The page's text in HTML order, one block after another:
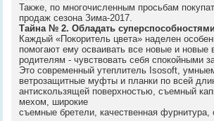
Также, по многочисленным просьбам
продаж сезона Зима-2017.
Тайна № 2. Обладать
Каждый «Покоритель цвета» наделен
помогают ему осваивать все новые и новые
родителям - чувствовать себя спокойными
Это современный утеплитель Isosoft,
ветрозащитные муфты и планки по всей
антискользящей поверхностью, съемный
мехом, широкие
съемные бретели, качественная